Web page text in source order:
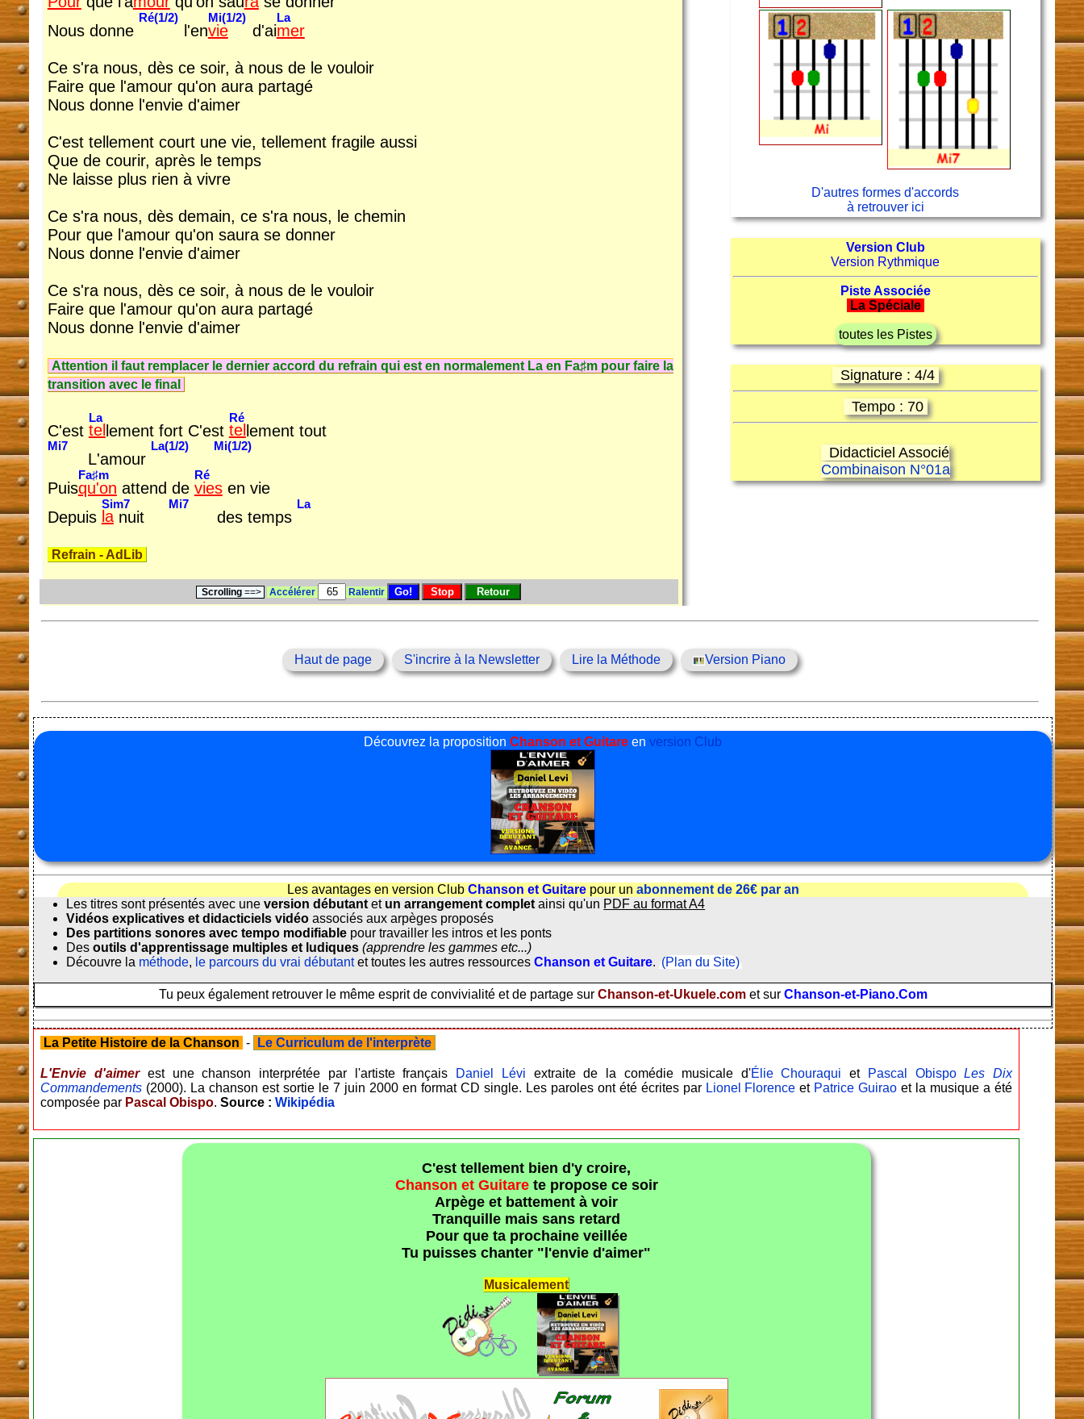
Nous donne
Ré(1/2)
l'en
Mi(1/2)
vied'ai
La
mer
Ce s'ra nous, dès ce soir, à nous de le vouloir
Faire que l'amour qu'on aura partagé
Nous donne l'envie d'aimer
C'est tellement court une vie, tellement fragile aussi
Que de courir, après le temps
Ne laisse plus rien à vivre
Ce s'ra nous, dès demain, ce s'ra nous, le chemin
Pour que l'amour qu'on saura se donner
Nous donne l'envie d'aimer
Ce s'ra nous, dès ce soir, à nous de le vouloir
Faire que l'amour qu'on aura partagé
Nous donne l'envie d'aimer
Attention il faut remplacer le dernier accord du refrain qui est en normalement Laen Fa♯mpour faire la
transition avec le final
C'est
La
tel lement fort C'est
Ré
tel lement tout
Mi7
L'amour
La(1/2) Mi(1/2)
Puis
Fa♯m
qu'on attend de
Ré
viesen vie
Depuis
Sim7
lanuit
Mi7
des temps
La
Refrain - AdLib
Scrolling==> Accélérer Ralentir
D'autres formes d'accords
à retrouver ici
Version Club
Version Rythmique
Piste Associée
La Spéciale
toutes les Pistes
Signature : 4/4
Tempo : 70
Didacticiel Associé
Combinaison N°01a
Haut de page S'incrire à la Newsletter Lire la Méthode Version Piano
Découvrez la proposition Chanson et Guitare en version Club
Les avantages en version Club Chanson et Guitarepour un abonnement de 26€ par an
Les titres sont présentés avec uneversion débutant et un arrangement complet ainsi qu'un PDF au format A4
Vidéos explicatives et didacticiels vidéo associés aux arpèges proposés
Des partitions sonores avec tempo modifiable pour travailler les intros et les ponts
Desoutils d'apprentissage multiples et ludiques (apprendre les gammes etc...)
Découvre la méthode, le parcours du vrai débutantet toutes les autres ressourcesChanson et Guitare. (Plan du Site)
Tu peux également retrouver le même esprit de convivialité et de partage sur Chanson-et-Ukuele.comet sur Chanson-et-Piano.Com
La Petite Histoire de la Chanson - Le Curriculum de l'interprète
L'Envie d'aimerest une chanson interprétée par l'artiste français Daniel Lévi extraite de la comédie musicale d'Élie Chouraqui et Pascal Obispo Les Dix
Commandements (2000). La chanson est sortie le 7 juin 2000en format CD single. Les paroles ont été écrites par Lionel Florence et Patrice Guirao et la musique a été
composée par Pascal Obispo.Source :Wikipédia
C'est tellement bien d'y croire,
Chanson et Guitarete propose ce soir
Arpège et battement à voir
Tranquille mais sans retard
Pour que ta prochaine veillée
Tu puisses chanter "l'envie d'aimer"
Musicalement